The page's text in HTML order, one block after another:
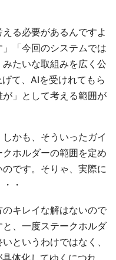
る必要があるんですよ
「今回のシステムでは
たいな取組みを広く公
て、AIを受けれてもら
」として考える範囲が
かも、そういったガイ
ホルダーの範囲を定め
です。そりゃ、実際に
・
キレイな解はないので
、一度ステークホルダ
というわけではなく、
体化してゆくにつれ